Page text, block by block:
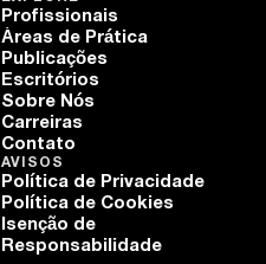
Profissionais
Áreas de Prática
Publicações
Escritórios
Sobre Nós
Carreiras
Contato
AVISOS
Política de Privacidade
Política de Cookies
Isenção de
Responsabilidade